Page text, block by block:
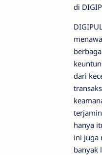
di
dari
hanya
ini juga
banyak